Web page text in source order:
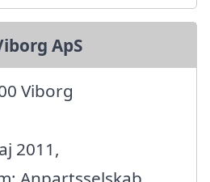
ApS
Viborg
2011,